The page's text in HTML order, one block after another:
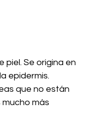
piel. Se origina en
epidermis.
que no están
más